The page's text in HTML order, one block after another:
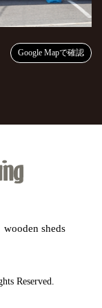
Google Mapで確認
wooden sheds
Reserved.